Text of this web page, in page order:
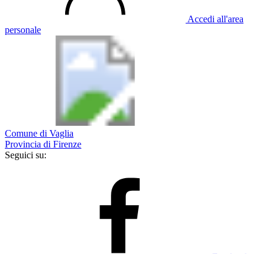
Accedi all'area
personale
Comune di Vaglia
Provincia di Firenze
Seguici su: